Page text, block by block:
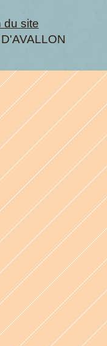
du site